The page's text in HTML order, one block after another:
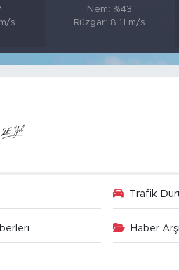
s
Nem: %43
Rüzgar: 8.11 m/s
Trafik
Haber